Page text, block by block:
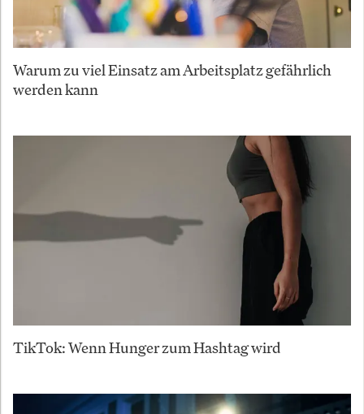
Warum zu viel Einsatz am Arbeitsplatz gefährlich
werden kann
TikTok: Wenn Hunger zum Hashtag wird